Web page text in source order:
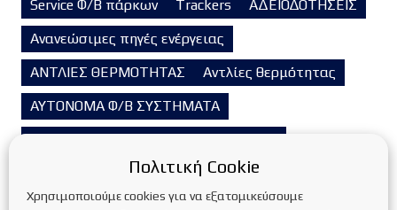
Service Φ/Β πάρκων Trackers
ΑΔΕΙΟΔΟΤΗΣΕΙΣ
Ανανεώσιμες πηγές ενέργειας
ΑΝΤΛΙΕΣ ΘΕΡΜΟΤΗΤΑΣ
Αντλίες θερμότητας
ΑΥΤΟΝΟΜΑ Φ/Β ΣΥΣΤΗΜΑΤΑ
Αυτόνομα φωτοβολταϊκά συστήματα
ΒΑΣΕΙΣ ΣΤΗΡΙΞΗΣ ΦΩΤΟΒΟΛΤΑΪΚΩΝ ΠΑΝΕΛ
Πολιτική Cookie
Χρησιμοποιούμε cookies για να εξατομικεύσουμε